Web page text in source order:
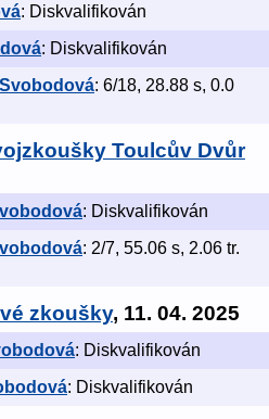
: Diskvalifikován
: Diskvalifikován
: 6/18, 28.88 s, 0.0
Toulcův Dvůr
: Diskvalifikován
: 2/7, 55.06 s, 2.06 tr.
zkoušky, 11. 04. 2025
: Diskvalifikován
: Diskvalifikován